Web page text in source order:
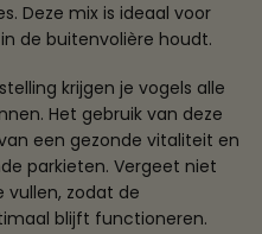
Deze mix is ideaal voor
de buitenvolière houdt.
krijgen je vogels alle
Het gebruik van deze
een gezonde vitaliteit en
parkieten. Vergeet niet
vullen, zodat de
blijft functioneren.